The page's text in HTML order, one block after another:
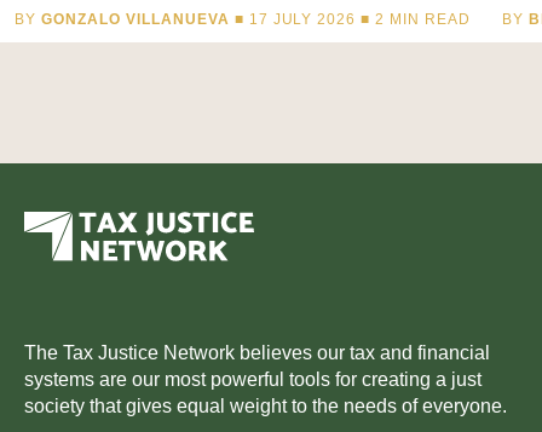
BY GONZALO VILLANUEVA ■ 17 JULY 2026 ■2 MIN READ BY
The Tax Justice Network believes our tax and financial
systems are our most powerful tools for creating a just
society that gives equal weight to the needs of everyone.